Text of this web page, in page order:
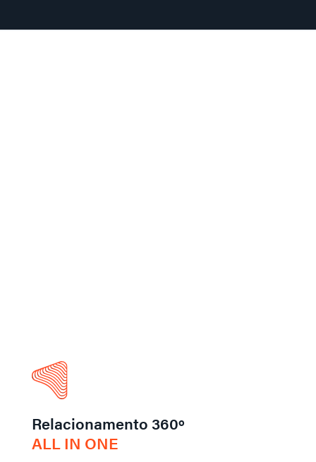
Relacionamento 360º
ALL IN ONE